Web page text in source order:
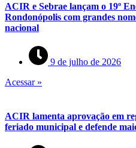
ACIR e Sebrae lançam o 19º
Rondonópolis com grandes
nacional
9 de julho de 2026
Acessar »
ACIR lamenta aprovação em
feriado municipal e defende